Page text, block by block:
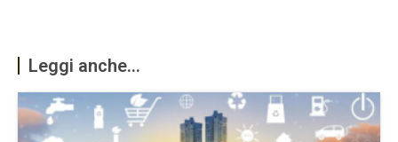
Leggi anche...